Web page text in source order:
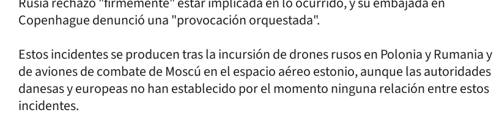
Copenhague denunció una "provocación orquestada".
Estos incidentes se producen tras la incursión de drones rusos en Polonia y Rumania y
de aviones de combate de Moscú en el espacio aéreo estonio, aunque las autoridades
danesas y europeas no han establecido por el momento ninguna relación entre estos
incidentes.